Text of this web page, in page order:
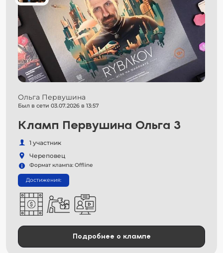
Ольга Первушина
Был в сети 03.07.2026 в 13:57
Кламп Первушина Ольга 3
1 участник
Череповец
Формат клампа: Offline
Достижения:
Подробнее о клампе